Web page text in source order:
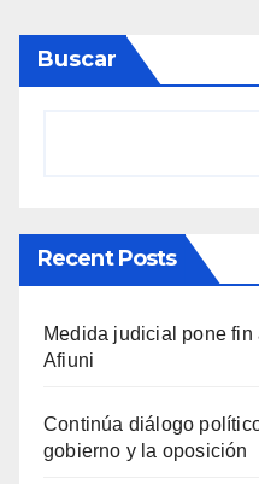
Buscar
Recent Posts
Medida judicial pone
Afiuni
Continúa diálogo
gobierno y la oposición